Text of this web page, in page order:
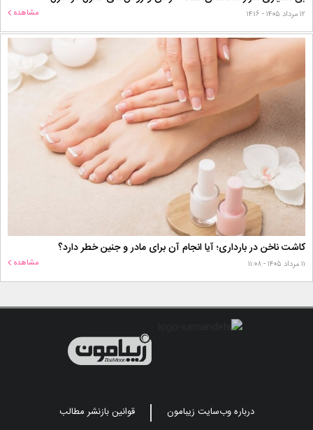
۱۲ مرداد ۱۴۰۵ - ۱۴:۱۶ مشاهده
کاشت ناخن در بارداری؛ آیا انجام آن برای مادر و جنین خطر دارد؟
۱۱ مرداد ۱۴۰۵ - ۱۱:۰۸ مشاهده
درباره وب‌سایت زیبامون
قوانین بازنشر مطالب